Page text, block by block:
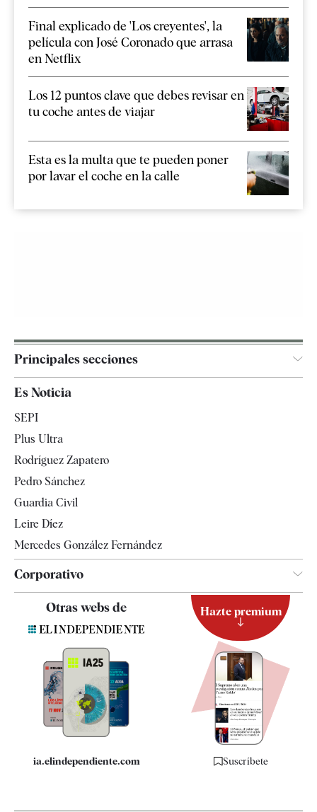
Final explicado de 'Los creyentes', la
película con José Coronado que arrasa
en Netflix
Los 12 puntos clave que debes revisar en
tu coche antes de viajar
Esta es la multa que te pueden poner
por lavar el coche en la calle
Principales secciones
Televisión
Es Noticia
SEPI
Plus Ultra
Rodríguez Zapatero
Pedro Sánchez
Guardia Civil
Leire Díez
Mercedes González Fernández
Corporativo
Quiénes somos
Especificaciones
Otras webs de
ia.elindependiente.com
Hazte premium
Suscríbete